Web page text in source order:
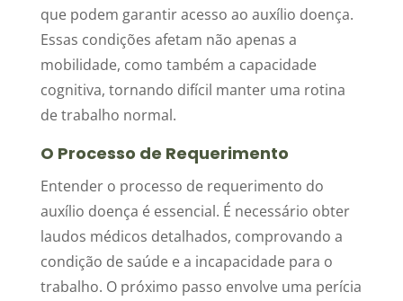
que podem garantir acesso ao auxílio doença.
Essas condições afetam não apenas a
mobilidade, como também a capacidade
cognitiva, tornando difícil manter uma rotina
de trabalho normal.
O Processo de Requerimento
Entender o processo de requerimento do
auxílio doença é essencial. É necessário obter
laudos médicos detalhados, comprovando a
condição de saúde e a incapacidade para o
trabalho. O próximo passo envolve uma perícia